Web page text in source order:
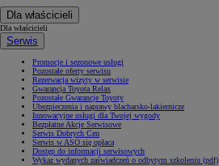
Dla właścicieli
Dla właścicieli
Serwis
Promocje i sezonowe usługi
Pozostałe oferty serwisu
Rezerwacja wizyty w serwisie
Gwarancja Toyota Relax
Pozostałe Gwarancje Toyoty
Ubezpieczenia i naprawy blacharsko-lakiernicze
Innowacyjne usługi dla Twojej wygody
Bezpłatne Akcje Serwisowe
Serwis Dobrych Cen
Serwis w ASO się opłaca
Dostęp do informacji serwisowych
Wykaz wydanych zaświadczeń o odbytym szkoleniu (pdf)